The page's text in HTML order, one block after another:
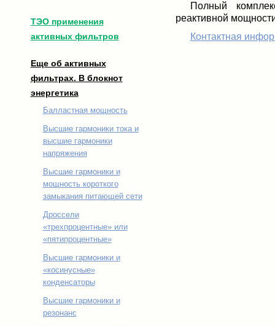
ТЭО применения
активных фильтров
Еще об активных
фильтрах. В блокнот
энергетика
Балластная мощность
Высшие гармоники тока и
высшие гармоники
напряжения
Высшие гармоники и
мощность короткого
замыкания питающей сети
Дроссели
«трехпроцентные» или
«пятипроцентные»
Высшие гармоники и
«косинусные»
конденсаторы
Высшие гармоники и
резонанс
Полный
реактивной
Контактная